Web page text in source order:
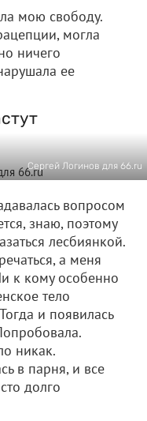
мою свободу.
могла
ничего
ее
Сергей Логинов для 66.ru
вопросом
знаю, поэтому
лесбиянкой.
а меня
к кому особенно
тело
и появилась
никак.
в парня, и все
долго